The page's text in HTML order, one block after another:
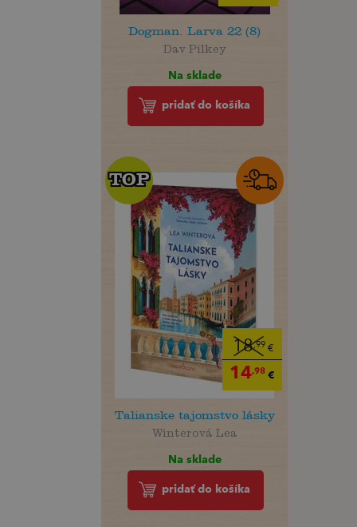
Dogman. Larva 22 (8)
Dav Pilkey
Na sklade
pridať do košíka
18,99 €
14,98€
TOP
TOP
Talianske tajomstvo lásky
Winterová Lea
Na sklade
pridať do košíka